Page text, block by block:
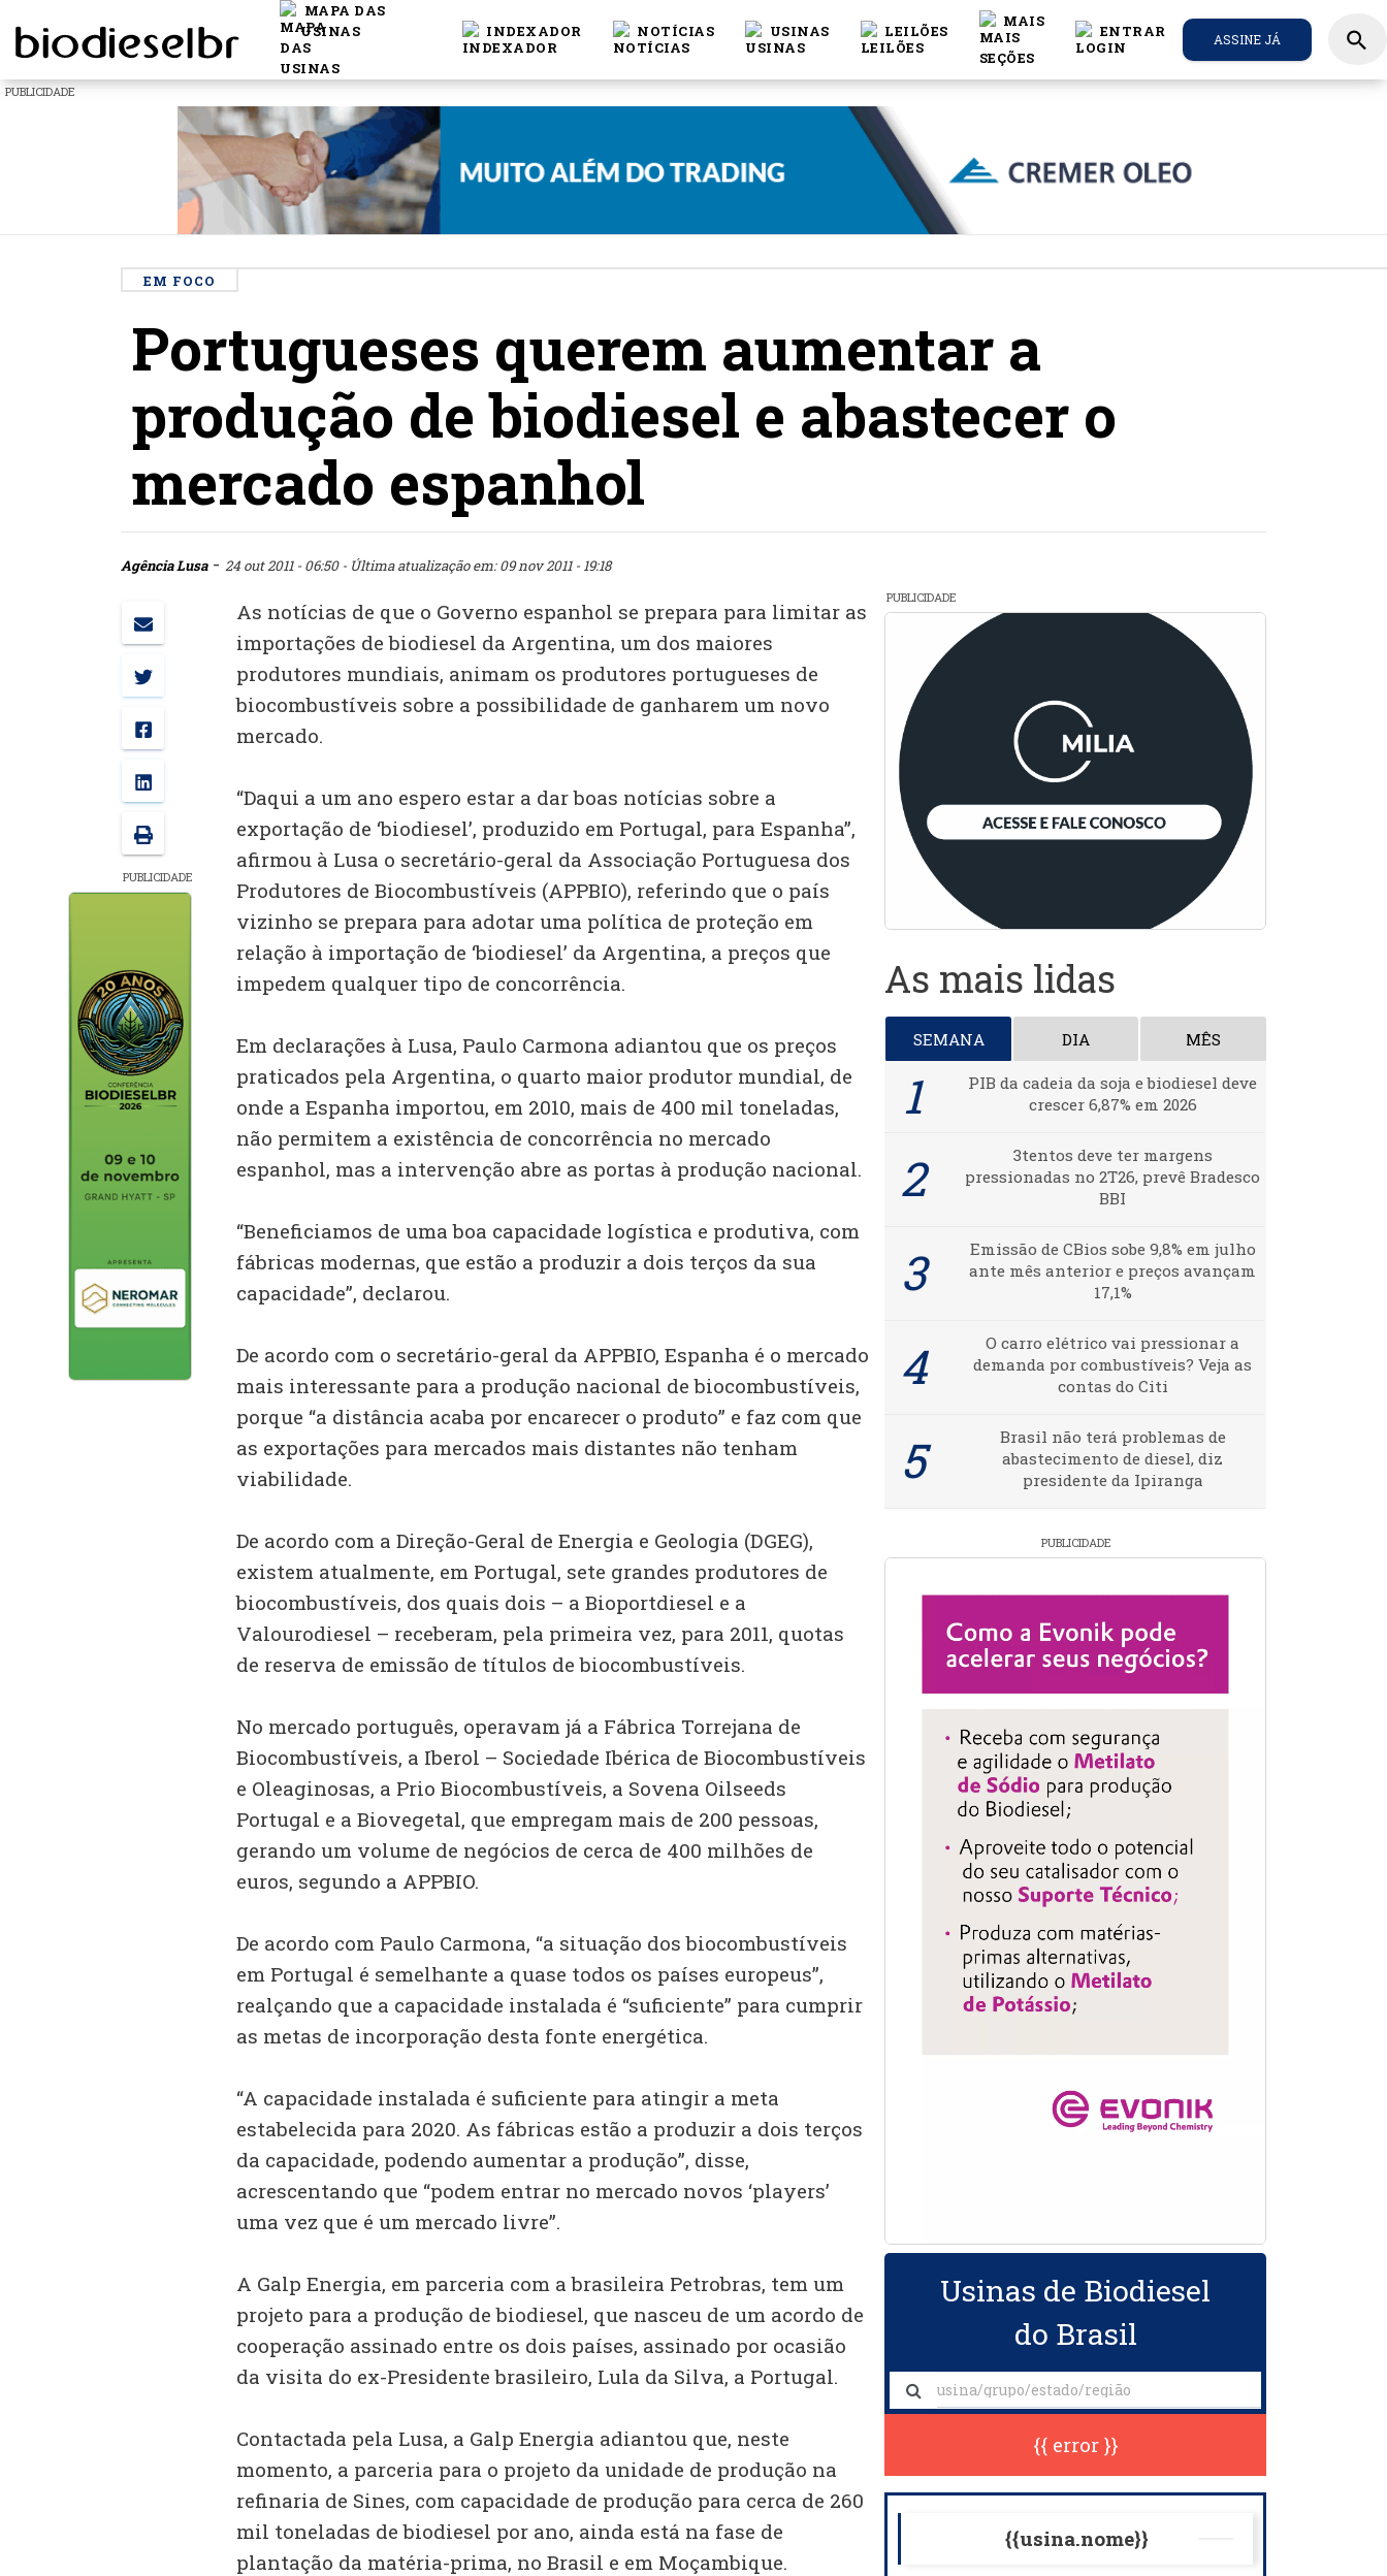
MAPA DAS
USINAS
INDEXADOR NOTÍCIAS USINAS LEILÕES
MAIS
ENTRAR ASSINE JÁ search
PUBLICIDADE
EM FOCO
Portugueses querem aumentar a
produção de biodiesel e abastecer o
mercado espanhol
Agência Lusa- 24 out 2011 - 06:50 - Última atualização em: 09 nov 2011 - 19:18
PUBLICIDADE
As notícias de que o Governo espanhol se prepara para limitar as
importações de biodiesel da Argentina, um dos maiores
produtores mundiais, animam os produtores portugueses de
biocombustíveis sobre a possibilidade de ganharem um novo
mercado.
“Daqui a um ano espero estar a dar boas notícias sobre a
exportação de ‘biodiesel’, produzido em Portugal, para Espanha”,
afirmou à Lusa o secretário-geral da Associação Portuguesa dos
Produtores de Biocombustíveis (APPBIO), referindo que o país
vizinho se prepara para adotar uma política de proteção em
relação à importação de ‘biodiesel’ da Argentina, a preços que
impedem qualquer tipo de concorrência.
Em declarações à Lusa, Paulo Carmona adiantou que os preços
praticados pela Argentina, o quarto maior produtor mundial, de
onde a Espanha importou, em 2010, mais de 400 mil toneladas,
não permitem a existência de concorrência no mercado
espanhol, mas a intervenção abre as portas à produção nacional.
“Beneficiamos de uma boa capacidade logística e produtiva, com
fábricas modernas, que estão a produzir a dois terços da sua
capacidade”, declarou.
De acordo com o secretário-geral da APPBIO, Espanha é o mercado
mais interessante para a produção nacional de biocombustíveis,
porque “a distância acaba por encarecer o produto” e faz com que
as exportações para mercados mais distantes não tenham
viabilidade.
De acordo com a Direção-Geral de Energia e Geologia (DGEG),
existem atualmente, em Portugal, sete grandes produtores de
biocombustíveis, dos quais dois – a Bioportdiesel e a
Valourodiesel – receberam, pela primeira vez, para 2011, quotas
de reserva de emissão de títulos de biocombustíveis.
No mercado português, operavam já a Fábrica Torrejana de
Biocombustíveis, a Iberol – Sociedade Ibérica de Biocombustíveis
e Oleaginosas, a Prio Biocombustíveis, a Sovena Oilseeds
Portugal e a Biovegetal, que empregam mais de 200 pessoas,
gerando um volume de negócios de cerca de 400 milhões de
euros, segundo a APPBIO.
De acordo com Paulo Carmona, “a situação dos biocombustíveis
em Portugal é semelhante a quase todos os países europeus”,
realçando que a capacidade instalada é “suficiente” para cumprir
as metas de incorporação desta fonte energética.
“A capacidade instalada é suficiente para atingir a meta
estabelecida para 2020. As fábricas estão a produzir a dois terços
da capacidade, podendo aumentar a produção”, disse,
acrescentando que “podem entrar no mercado novos ‘players’
uma vez que é um mercado livre”.
A Galp Energia, em parceria com a brasileira Petrobras, tem um
projeto para a produção de biodiesel, que nasceu de um acordo de
cooperação assinado entre os dois países, assinado por ocasião
da visita do ex-Presidente brasileiro, Lula da Silva, a Portugal.
Contactada pela Lusa, a Galp Energia adiantou que, neste
momento, a parceria para o projeto da unidade de produção na
refinaria de Sines, com capacidade de produção para cerca de 260
mil toneladas de biodiesel por ano, ainda está na fase de
plantação da matéria-prima, no Brasil e em Moçambique.
PUBLICIDADE
As mais lidas
SEMANA DIA MÊS
PIB da cadeia da soja e biodiesel deve
crescer 6,87% em 2026
3tentos deve ter margens
pressionadas no 2T26, prevê Bradesco
BBI
Emissão de CBios sobe 9,8% em julho
ante mês anterior e preços avançam
17,1%
O carro elétrico vai pressionar a
demanda por combustíveis? Veja as
contas do Citi
Brasil não terá problemas de
abastecimento de diesel, diz
presidente da Ipiranga
PUBLICIDADE
Usinas de Biodiesel
do Brasil
{{ error }}
{{usina.nome}}